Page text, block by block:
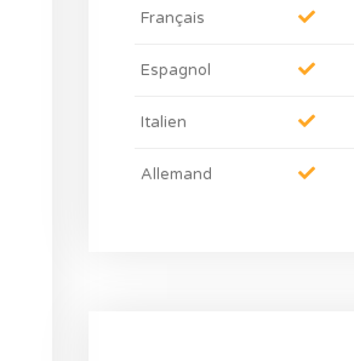
Français
Espagnol
Italien
Allemand